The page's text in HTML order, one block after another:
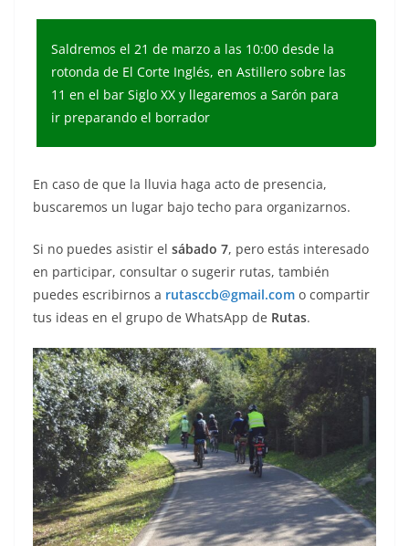
Saldremos el 21 de marzo a las 10:00 desde la
rotonda de El Corte Inglés, en Astillero sobre las
11 en el bar Siglo XX y llegaremos a Sarón para
ir preparando el borrador
En caso de que la lluvia haga acto de presencia,
buscaremos un lugar bajo techo para organizarnos.
Si no puedes asistir el sábado 7, pero estás interesado
en participar, consultar o sugerir rutas, también
puedes escribirnos a rutasccb@gmail.com o compartir
tus ideas en el grupo de WhatsApp de Rutas.